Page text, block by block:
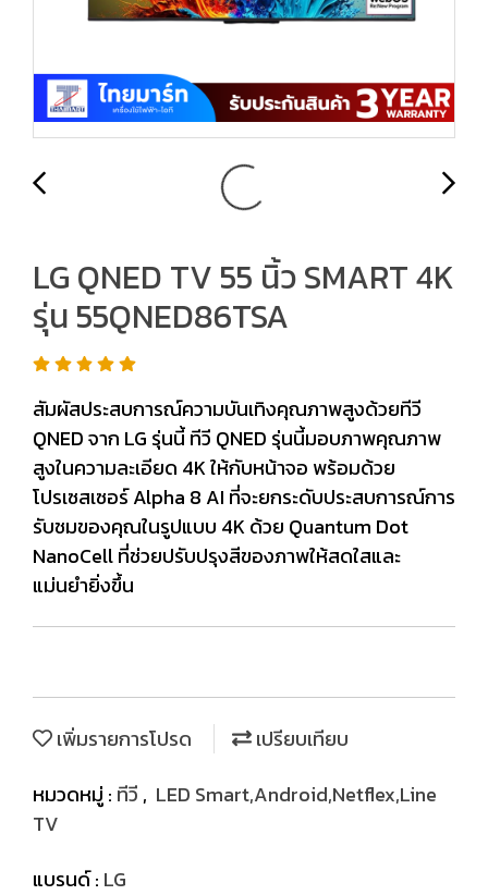
LG QNED TV 55 นิ้ว SMART 4K
รุ่น 55QNED86TSA
สัมผัสประสบการณ์ความบันเทิงคุณภาพสูงด้วยทีวี
QNED จาก LG รุ่นนี้ ทีวี QNED รุ่นนี้มอบภาพคุณภาพ
สูงในความละเอียด 4K ให้กับหน้าจอ พร้อมด้วย
โปรเซสเซอร์ Alpha 8 AI ที่จะยกระดับประสบการณ์การ
รับชมของคุณในรูปแบบ 4K ด้วย Quantum Dot
NanoCell ที่ช่วยปรับปรุงสีของภาพให้สดใสและ
แม่นยำยิ่งขึ้น
เพิ่มรายการโปรด
เปรียบเทียบ
หมวดหมู่ : ทีวี , LED Smart,Android,Netflex,Line
TV
แบรนด์ : LG